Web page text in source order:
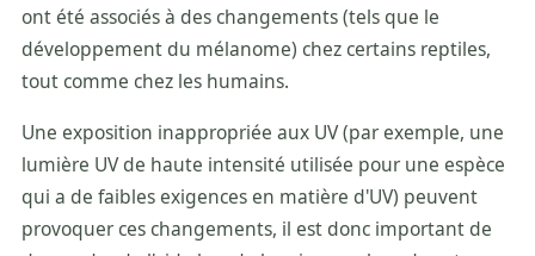
ont été associés à des changements (tels que le
développement du mélanome) chez certains reptiles,
tout comme chez les humains.
Une exposition inappropriée aux UV (par exemple, une
lumière UV de haute intensité utilisée pour une espèce
qui a de faibles exigences en matière d'UV) peuvent
provoquer ces changements, il est donc important de